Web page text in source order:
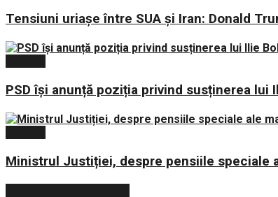
Tensiuni uriașe între SUA și Iran: Donald
PSD își anunță poziția privind susținerea lui
Ministrul Justiției, despre pensiile speciale